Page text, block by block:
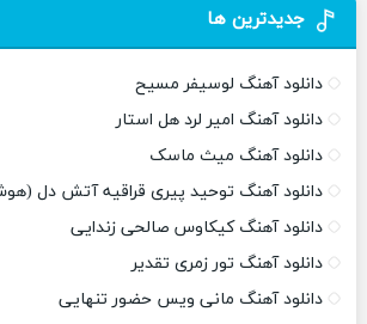
جدیدترین ها
دانلود آهنگ لوسیفر مسیح
دانلود آهنگ امیر لرد هل استار
دانلود آهنگ میث ماسک
دانلود آهنگ توحید پیری قراقیه آتش دل
دانلود آهنگ کیکاوس صالحی زندایی
دانلود آهنگ تور زمری تقدیر
دانلود آهنگ مانی ویس حضور تنهایی